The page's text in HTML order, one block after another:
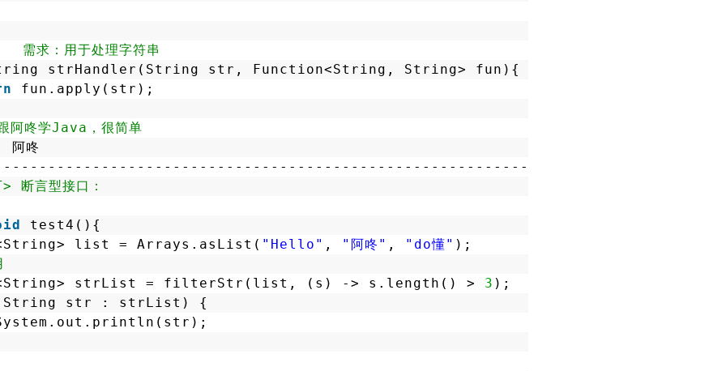
需求：用于处理字符串
strHandler(String str, Function<String, String> fun){
fun.apply(str);
咚学Java，很简单
阿咚
言型接口：
test4(){
list = Arrays.asList( "Hello" , "阿咚" , "do懂" );
strList = filterStr(list, (s) -> s.length() > 3 );
str : strList) {